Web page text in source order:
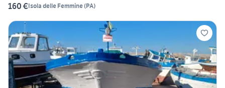
160 €Isola delle Femmine(PA)